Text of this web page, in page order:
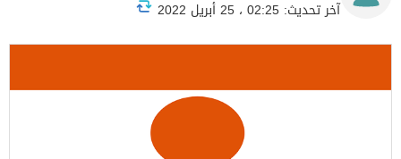
آخر تحديث: 02:25 ، 25 أبريل 2022